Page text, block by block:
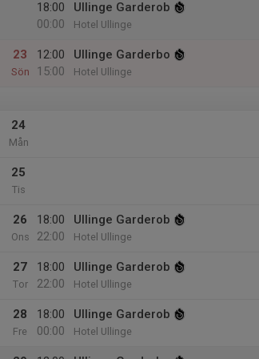
18:00
00:00
Ullinge Garderob
Hotel Ullinge
23
Sön
12:00
15:00
Ullinge Garderbo
Hotel Ullinge
24
Mån
25
Tis
26
Ons
18:00
22:00
Ullinge Garderob
Hotel Ullinge
27
Tor
18:00
22:00
Ullinge Garderob
Hotel Ullinge
28
Fre
18:00
00:00
Ullinge Garderob
Hotel Ullinge